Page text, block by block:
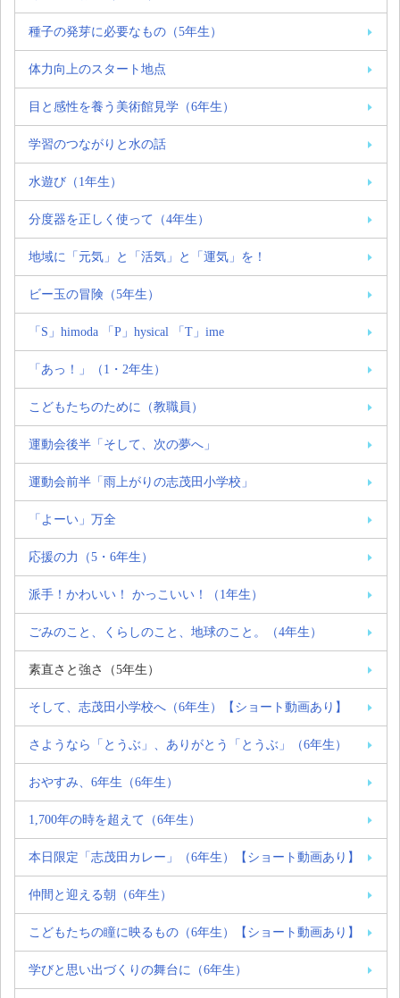
種子の発芽に必要なもの（5年生）
体力向上のスタート地点
目と感性を養う美術館見学（6年生）
学習のつながりと水の話
水遊び（1年生）
分度器を正しく使って（4年生）
地域に「元気」と「活気」と「運気」を！
ビー玉の冒険（5年生）
「S」himoda 「P」hysical 「T」ime
「あっ！」（1・2年生）
こどもたちのために（教職員）
運動会後半「そして、次の夢へ」
運動会前半「雨上がりの志茂田小学校」
「よーい」万全
応援の力（5・6年生）
派手！かわいい！ かっこいい！（1年生）
ごみのこと、くらしのこと、地球のこと。（4年生）
素直さと強さ（5年生）
そして、志茂田小学校へ（6年生）【ショート動画あり】
さようなら「とうぶ」、ありがとう「とうぶ」（6年生）
おやすみ、6年生（6年生）
1,700年の時を超えて（6年生）
本日限定「志茂田カレー」（6年生）【ショート動画あり】
仲間と迎える朝（6年生）
こどもたちの瞳に映るもの（6年生）【ショート動画あり】
学びと思い出づくりの舞台に（6年生）